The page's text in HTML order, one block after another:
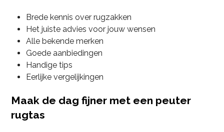
Brede kennis over rugzakken
Het juiste advies voor jouw wensen
Alle bekende merken
Goede aanbiedingen
Handige tips
Eerlijke vergelijkingen
Maak de dag fijner met een peuter
rugtas